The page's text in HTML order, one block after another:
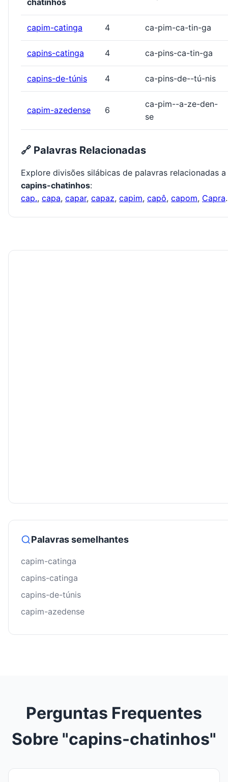
chatinhos
capim-catinga 4 ca-pim-ca-tin-ga
capins-catinga 4 ca-pins-ca-tin-ga
capins-de-túnis 4 ca-pins-de--tú-nis
capim-azedense 6
ca-pim--a-ze-den-
se
🔗 Palavras Relacionadas
Explore divisões silábicas de palavras relacionadas a
capins-chatinhos:
cap., capa, capar, capaz, capim, capô, capom, Capra.
Palavras semelhantes
capim-catinga
capins-catinga
capins-de-túnis
capim-azedense
Perguntas Frequentes
Sobre "capins-chatinhos"